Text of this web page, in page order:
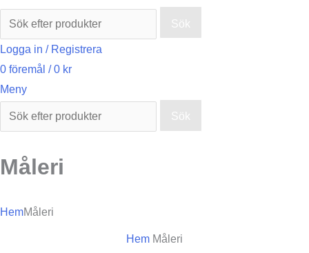
Sök
Logga in / Registrera
0 föremål / 0 kr
Meny
Sök
Måleri
HemMåleri
Hem Måleri